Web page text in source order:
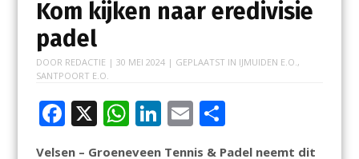
Kom kijken naar eredivisie
padel
DOOR REDACTIE | 30 MEI 2024| GEPLAATST IN IJMUIDEN E.O. ,
SANTPOORT E.O.
F X W Li E
m
D
el
Velsen – Groeneveen Tennis & Padel neemt dit